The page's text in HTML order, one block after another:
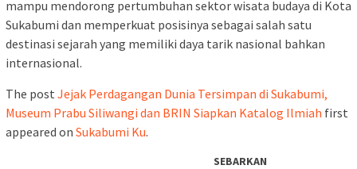
mampu mendorong pertumbuhan sektor wisata budaya di Kota
Sukabumi dan memperkuat posisinya sebagai salah satu
destinasi sejarah yang memiliki daya tarik nasional bahkan
internasional.
The post Jejak Perdagangan Dunia Tersimpan di Sukabumi,
Museum Prabu Siliwangi dan BRIN Siapkan Katalog Ilmiah first
appeared on Sukabumi Ku.
SEBARKAN